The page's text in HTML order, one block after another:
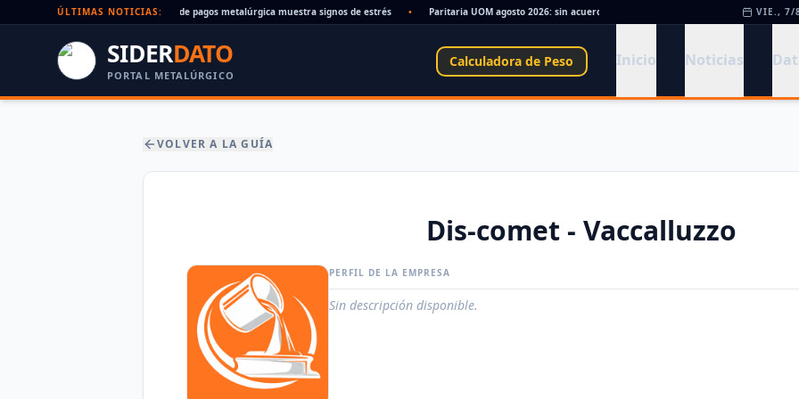
ÚLTIMAS NOTICIAS:
rechazados en alza: la cadena de pagos metalúrgica muestra signos de estrés Paritaria UOM agosto 2026: sin acuerdo, siguen vigentes los valores de abril •
VIE., 7/
SIDERDATO
PORTAL METALÚRGICO
Calculadora de Peso Inicio Noticias
VOLVER A LA GUÍA
Dis-comet - Vaccalluzzo
PERFIL DE LA EMPRESA
Sin descripción disponible.